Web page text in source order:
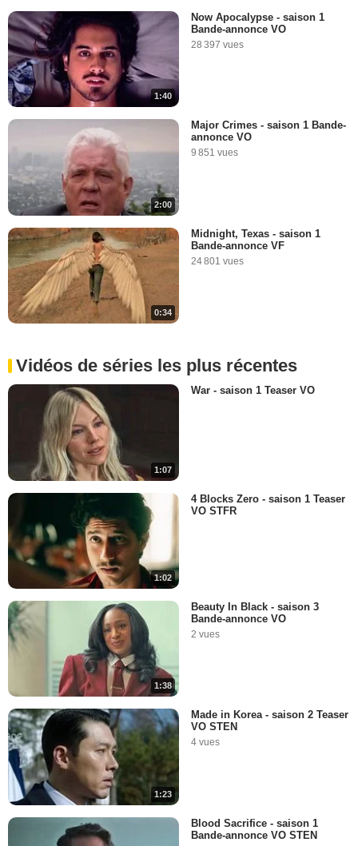
1:40
Now Apocalypse - saison 1
Bande-annonce VO
28 397 vues
2:00
Major Crimes - saison 1 Bande-
annonce VO
9 851 vues
0:34
Midnight, Texas - saison 1
Bande-annonce VF
24 801 vues
Vidéos de séries les plus récentes
1:07
War - saison 1 Teaser VO
1:02
4 Blocks Zero - saison 1 Teaser
VO STFR
1:38
Beauty In Black - saison 3
Bande-annonce VO
2 vues
1:23
Made in Korea - saison 2 Teaser
VO STEN
4 vues
Blood Sacrifice - saison 1
Bande-annonce VO STEN